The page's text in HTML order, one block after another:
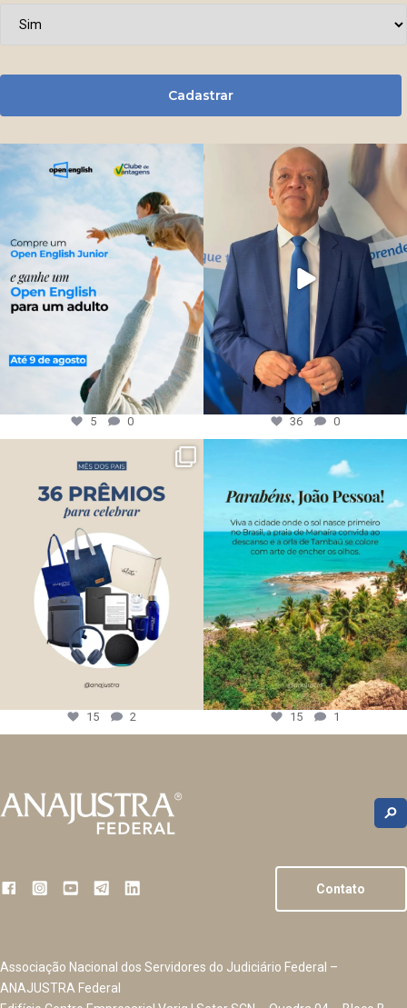
Cadastrar
5 0 36 0
15 2 15 1
Contato
Associação Nacional dos Servidores do Judiciário Federal –
ANAJUSTRA Federal